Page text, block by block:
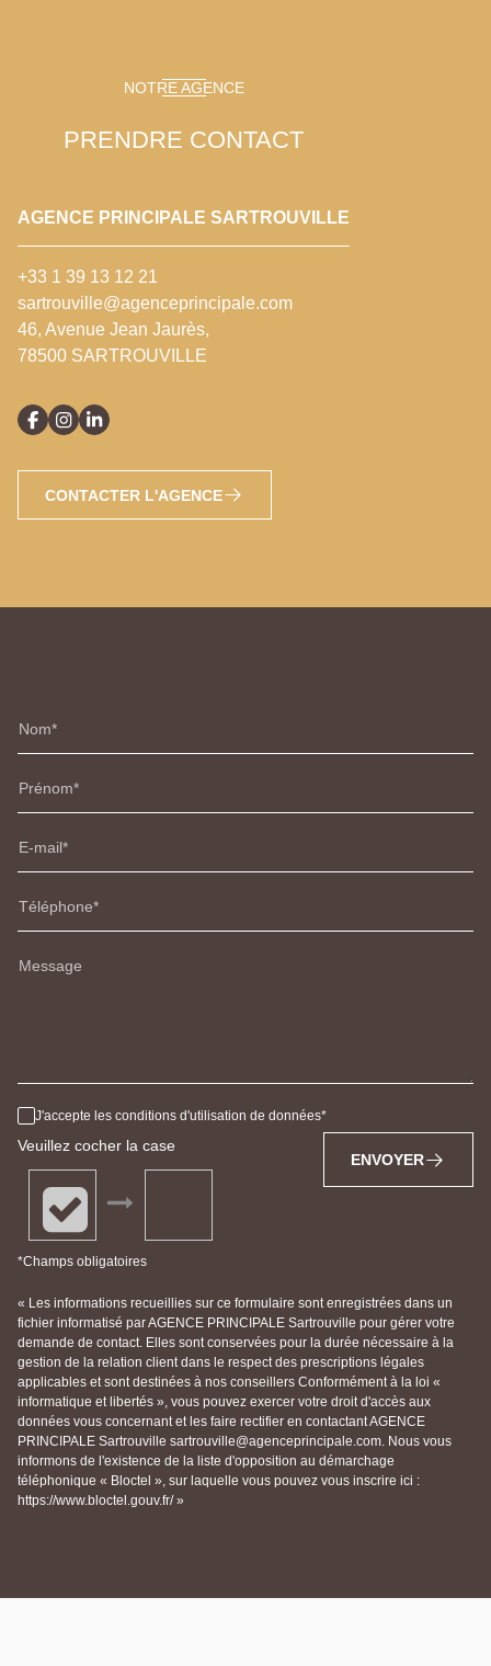
NOTRE AGENCE
PRENDRE CONTACT
AGENCE PRINCIPALE SARTROUVILLE
+33 1 39 13 12 21
sartrouville@agenceprincipale.com
46, Avenue Jean Jaurès,
78500 SARTROUVILLE
CONTACTER L'AGENCE
Nom
Prénom
E-mail
Téléphone
Message
J'accepte les conditions d'utilisation de données
Veuillez cocher la case
*Champs obligatoires
ENVOYER
« Les informations recueillies sur ce formulaire sont enregistrées dans un
fichier informatisé par AGENCE PRINCIPALE Sartrouville pour gérer votre
demande de contact. Elles sont conservées pour la durée nécessaire à la
gestion de la relation client dans le respect des prescriptions légales
applicables et sont destinées à nos conseillers Conformément à la loi «
informatique et libertés », vous pouvez exercer votre droit d'accès aux
données vous concernant et les faire rectifier en contactant AGENCE
PRINCIPALE Sartrouville sartrouville@agenceprincipale.com. Nous vous
informons de l'existence de la liste d'opposition au démarchage
téléphonique « Bloctel », sur laquelle vous pouvez vous inscrire ici :
https://www.bloctel.gouv.fr/ »